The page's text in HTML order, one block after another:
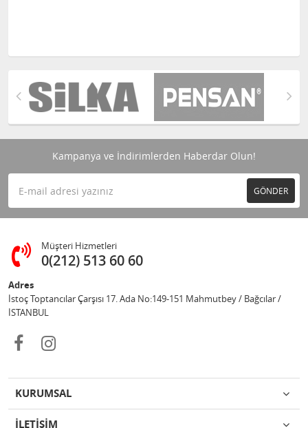
Kampanya ve İndirimlerden Haberdar Olun!
GÖNDER
Müşteri Hizmetleri
0(212) 513 60 60
Adres
İstoç Toptancılar Çarşısı 17. Ada No:149-151 Mahmutbey / Bağcılar /
İSTANBUL
KURUMSAL
İLETİŞİM